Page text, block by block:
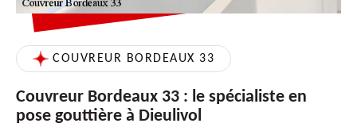
COUVREUR BORDEAUX 33
Couvreur Bordeaux 33 : le spécialiste en
pose gouttière à Dieulivol